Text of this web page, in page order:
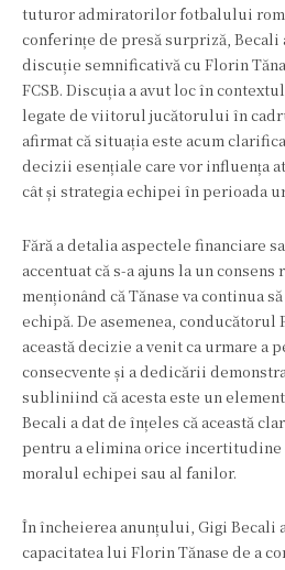
tuturor admiratorilor fotbalului
conferințe de presă surpriză, Becali
discuție semnificativă cu Florin
FCSB. Discuția a avut loc în
legate de viitorul jucătorului în
afirmat că situația este acum
decizii esențiale care vor influența
cât și strategia echipei în perioada
Fără a detalia aspectele financiare
accentuat că s-a ajuns la un
menționând că Tănase va continua
echipă. De asemenea, conducătorul
această decizie a venit ca urmare a
consecvente și a dedicării
subliniind că acesta este un
Becali a dat de înțeles că această
pentru a elimina orice incertitudine
moralul echipei sau al fanilor.
În încheierea anunțului, Gigi Becali
capacitatea lui Florin Tănase de a